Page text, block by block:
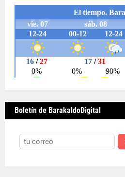
Boletín de BarakaldoDigital